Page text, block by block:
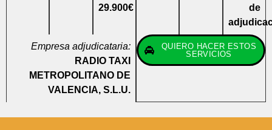
29.900€
de
Empresa adjudicataria:
RADIO TAXI
METROPOLITANO DE
VALENCIA, S.L.U.
QUIERO HACER ESTOS
SERVICIOS